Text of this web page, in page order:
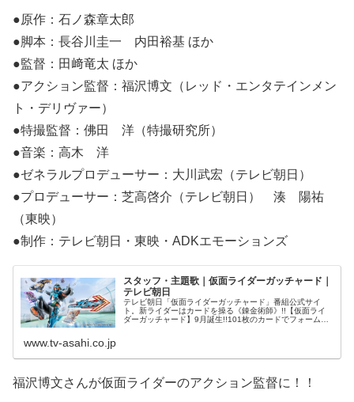
●原作：石ノ森章太郎
●脚本：長谷川圭一 内田裕基 ほか
●監督：田﨑竜太 ほか
●アクション監督：福沢博文（レッド・エンタテインメン
ト・デリヴァー）
●特撮監督：佛田 洋（特撮研究所）
●音楽：高木 洋
●ゼネラルプロデューサー：大川武宏（テレビ朝日）
●プロデューサー：芝高啓介（テレビ朝日） 湊 陽祐
（東映）
●制作：テレビ朝日・東映・ADKエモーションズ
スタッフ・主題歌｜仮面ライダーガッチャード｜
テレビ朝日
テレビ朝日「仮面ライダーガッチャード」番組公式サイ
ト。新ライダーはカードを操る《錬金術師》!!【仮面ライ
ダーガッチャード】9月誕生!!101枚のカードでフォームチ
www.tv-asahi.co.jp
福沢博文さんが仮面ライダーのアクション監督に！！